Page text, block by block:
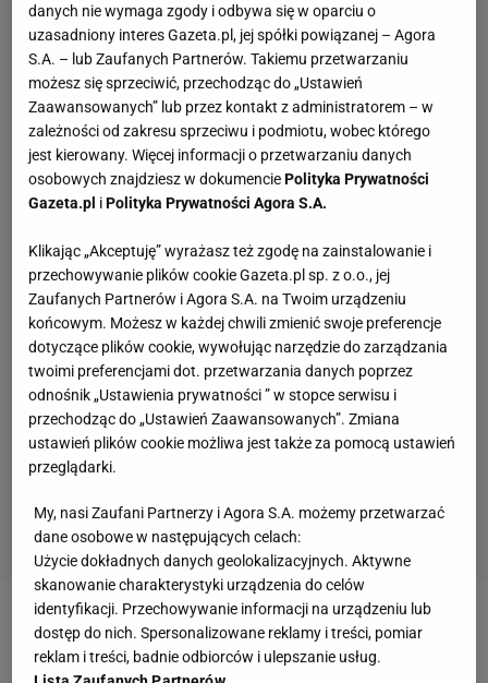
Zobacz wideo
danych nie wymaga zgody i odbywa się w oparciu o
uzasadniony interes Gazeta.pl, jej spółki powiązanej – Agora
S.A. – lub Zaufanych Partnerów. Takiemu przetwarzaniu
możesz się sprzeciwić, przechodząc do „Ustawień
Zaawansowanych” lub przez kontakt z administratorem – w
zależności od zakresu sprzeciwu i podmiotu, wobec którego
jest kierowany. Więcej informacji o przetwarzaniu danych
osobowych znajdziesz w dokumenciePolityka Prywatności
Gazeta.pl iPolityka Prywatności Agora S.A.
Klikając „Akceptuję” wyrażasz też zgodę na zainstalowanie i
przechowywanie plików cookie Gazeta.pl sp. z o.o., jej
Zaufanych Partnerów i Agora S.A. na Twoim urządzeniu
końcowym. Możesz w każdej chwili zmienić swoje preferencje
dotyczące plików cookie, wywołując narzędzie do zarządzania
twoimi preferencjami dot. przetwarzania danych poprzez
odnośnik „Ustawienia prywatności ” w stopce serwisu i
przechodząc do „Ustawień Zaawansowanych”. Zmiana
ustawień plików cookie możliwa jest także za pomocą ustawień
przeglądarki.
My, nasi Zaufani Partnerzy i Agora S.A. możemy przetwarzać
dane osobowe w następujących celach:
Użycie dokładnych danych geolokalizacyjnych. Aktywne
skanowanie charakterystyki urządzenia do celów
identyfikacji. Przechowywanie informacji na urządzeniu lub
dostęp do nich. Spersonalizowane reklamy i treści, pomiar
reklam i treści, badnie odbiorców i ulepszanie usług.